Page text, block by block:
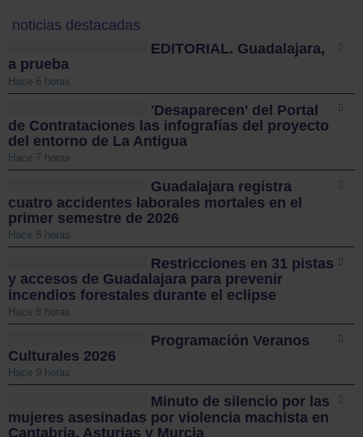
noticias destacadas
EDITORIAL. Guadalajara,
a prueba
Hace 6 horas
'Desaparecen' del Portal
de Contrataciones las infografías del proyecto
del entorno de La Antigua
Hace 7 horas
Guadalajara registra
cuatro accidentes laborales mortales en el
primer semestre de 2026
Hace 8 horas
Restricciones en 31 pistas
y accesos de Guadalajara para prevenir
incendios forestales durante el eclipse
Hace 8 horas
Programación Veranos
Culturales 2026
Hace 9 horas
Minuto de silencio por las
mujeres asesinadas por violencia machista en
Cantabria, Asturias y Murcia